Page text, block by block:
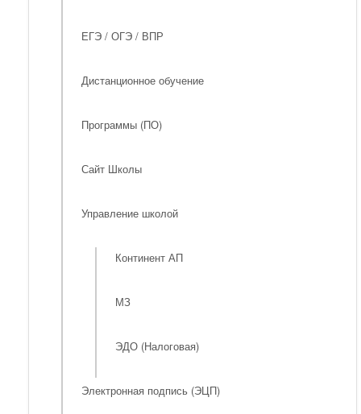
ЕГЭ / ОГЭ / ВПР
Дистанционное обучение
Программы (ПО)
Сайт Школы
Управление школой
Континент АП
МЗ
ЭДО (Налоговая)
Электронная подпись (ЭЦП)